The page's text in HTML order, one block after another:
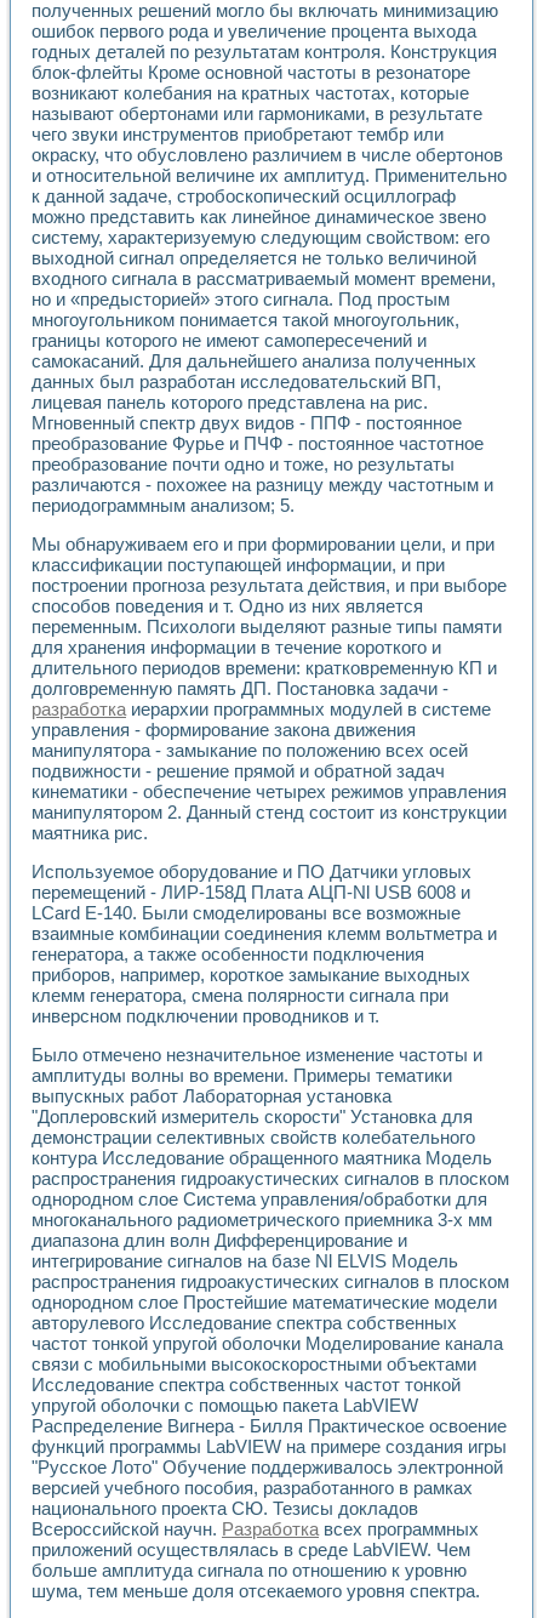
Применение LabVIEW для исследования течения в
Создание виртуальной работы «Изучение магнитных
Обратный маятник
Устройство для изучения основ интерфейсов обмена по
Лабораторный практикум: изучение адиабатического
Стенд для исследования электрических переходных
Система статистической обработки результатов
Автоматизация лазерно-плазменных измерений с
Модельно-измерительный комплекс. Назначение. Состав.
Использование технологий NATIONAL INSTRUMENTS
Учебный практикум "Спектральный и корреляционный
Учебный стенд для исследования принципа действия
Оборудование и программное обеспечение учебных
Виртуальный лабораторный практикум для изучения
Управление роботом ТУР-10 средствами LabVIEW
Аппаратно-программный комплекс для исследования
Автоматизированный дистанционный лабораторный
Исследование возможности реставрации одномерных
Использование технологий NATIONAL INSTRUMENTS в
Разработка модификаций алгоритма полигармонической
Учебный стенд для исследования принципа действия
Виртуальная система поддержки принимаемых решений в
Универсальный стенд для исследования электрических
Лабораторные практикумы по информационно-
Виртуальный измеритель частотных характеристик на
Лабораторный практикум по основам теории Коммутации
Разработка виртуальной лабораторной работы
Виртуальные практикумы по электротехнике в среде
Из опыта внедрения в рамках национального проекта
Исследование эффективности решателей
Опыт разработки LabVIEW лабораторных практикумов
Проблемы повышения качества образования и
Развитие LabVIEW лабораторного практикума по
Разработка виртуальной лаборатории по электротехнике
Усовершенствованные алгоритмы частотного анализа
Об опыте работы учебного центра «Технологии
Технологии NI в магистерской программе «Прикладная
Система диагностики двигателей постоянного тока
Автоматизированный стенд формирования
Лабораторный практикум по курсу ИИС на базе
Партнеры
Академические и отраслевые институты
Учебные заведения
Бизнес
Контакты
полученных решений могло бы включать минимизацию
ошибок первого рода и увеличение процента выхода
годных деталей по результатам контроля. Конструкция
блок-флейты Кроме основной частоты в резонаторе
возникают колебания на кратных частотах, которые
называют обертонами или гармониками, в результате
чего звуки инструментов приобретают тембр или
окраску, что обусловлено различием в числе обертонов
и относительной величине их амплитуд. Применительно
к данной задаче, стробоскопический осциллограф
можно представить как линейное динамическое звено
систему, характеризуемую следующим свойством: его
выходной сигнал определяется не только величиной
входного сигнала в рассматриваемый момент времени,
но и «предысторией» этого сигнала. Под простым
многоугольником понимается такой многоугольник,
границы которого не имеют самопересечений и
самокасаний. Для дальнейшего анализа полученных
данных был разработан исследовательский ВП,
лицевая панель которого представлена на рис.
Мгновенный спектр двух видов - ППФ - постоянное
преобразование Фурье и ПЧФ - постоянное частотное
преобразование почти одно и тоже, но результаты
различаются - похожее на разницу между частотным и
периодограммным анализом; 5.
Мы обнаруживаем его и при формировании цели, и при
классификации поступающей информации, и при
построении прогноза результата действия, и при выборе
способов поведения и т. Одно из них является
переменным. Психологи выделяют разные типы памяти
для хранения информации в течение короткого и
длительного периодов времени: кратковременную КП и
долговременную память ДП. Постановка задачи -
разработкаиерархии программных модулей в системе
управления - формирование закона движения
манипулятора - замыкание по положению всех осей
подвижности - решение прямой и обратной задач
кинематики - обеспечение четырех режимов управления
манипулятором 2. Данный стенд состоит из конструкции
маятника рис.
Используемое оборудование и ПО Датчики угловых
перемещений - ЛИР-158Д Плата АЦП-Nl USB 6008 и
LCard E-140. Были смоделированы все возможные
взаимные комбинации соединения клемм вольтметра и
генератора, а также особенности подключения
приборов, например, короткое замыкание выходных
клемм генератора, смена полярности сигнала при
инверсном подключении проводников и т.
Было отмечено незначительное изменение частоты и
амплитуды волны во времени. Примеры тематики
выпускных работ Лабораторная установка
"Доплеровский измеритель скорости" Установка для
демонстрации селективных свойств колебательного
контура Исследование обращенного маятника Модель
распространения гидроакустических сигналов в плоском
однородном слое Система управления/обработки для
многоканального радиометрического приемника 3-х мм
диапазона длин волн Дифференцирование и
интегрирование сигналов на базе Nl ELVIS Модель
распространения гидроакустических сигналов в плоском
однородном слое Простейшие математические модели
авторулевого Исследование спектра собственных
частот тонкой упругой оболочки Моделирование канала
связи с мобильными высокоскоростными объектами
Исследование спектра собственных частот тонкой
упругой оболочки с помощью пакета LabVIEW
Распределение Вигнера - Билля Практическое освоение
функций программы LabVIEW на примере создания игры
"Русское Лото" Обучение поддерживалось электронной
версией учебного пособия, разработанного в рамках
национального проекта СЮ. Тезисы докладов
Всероссийской научн. Разработкавсех программных
приложений осуществлялась в среде LabVIEW. Чем
больше амплитуда сигнала по отношению к уровню
шума, тем меньше доля отсекаемого уровня спектра.